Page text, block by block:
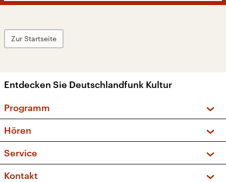
Zur Startseite
Entdecken Sie Deutschlandfunk Kultur
Programm
Sendungen und Podcasts
Musikliste
Kakadu – Das Kinderprogramm
Hören
Frequenzen (UKW + DAB+)
Service
FAQ
Kontakt